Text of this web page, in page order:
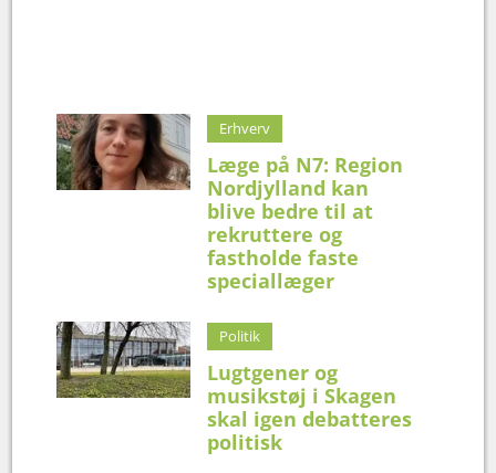
Erhverv
Læge på N7: Region
Nordjylland kan
blive bedre til at
rekruttere og
fastholde faste
speciallæger
Politik
Lugtgener og
musikstøj i Skagen
skal igen debatteres
politisk